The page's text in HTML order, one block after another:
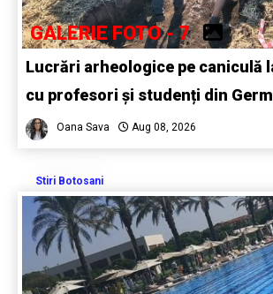
GALERIE FOTO - 7
Lucrări arheologice pe caniculă
cu profesori și studenți din
Oana Sava Aug 08, 2026
Stiri Botosani